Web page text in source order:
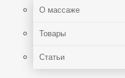
О массаже
Товары
Статьи